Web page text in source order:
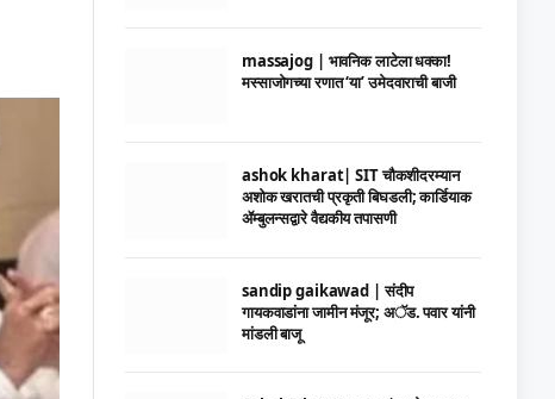
massajog | भावनिक लाटेला धक्का!
मस्साजोगच्या रणात ‘या’ उमेदवाराची बाजी
ashok kharat| SIT चौकशीदरम्यान
अशोक खरातची प्रकृती बिघडली; कार्डियाक
ॲम्बुलन्सद्वारे वैद्यकीय तपासणी
sandip gaikawad | संदीप
गायकवाडांना जामीन मंजूर; अॅड. पवार यांनी
मांडली बाजू